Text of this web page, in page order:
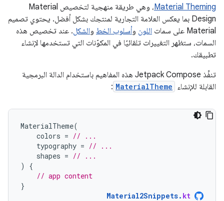
Material Theming
، وهي طريقة منهجية لتخصيص Material
Design بما يعكس العلامة التجارية لمنتجك بشكل أفضل. يحتوي تصميم
Material على سمات
اللون وأسلوب الخط والشكل. عند تخصيص هذه
السمات، ستظهر التغييرات تلقائيًا في المكوّنات التي تستخدمها لإنشاء
تطبيقك.
تنفِّذ Jetpack Compose هذه المفاهيم باستخدام الدالة البرمجية
القابلة للإنشاء MaterialTheme
:
MaterialTheme(
colors = // ...
typography = // ...
shapes = // ...
)
{
// app content
}
Material2Snippets. kt